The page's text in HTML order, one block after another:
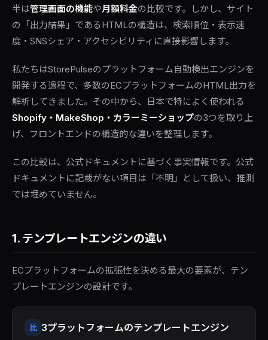
半は管理画面の機能や月額料金の比較です。しかし、サイト
の「出力結果」であるHTMLの構造は、検索順位・表示速
度・SNSシェア・アクセシビリティに直接影響します。
私たちはStorePulseのプラットフォーム自動検出エンジンを
開発する過程で、多数のECプラットフォームのHTML出力を
解析してきました。その中から、日本で特によく使われる
Shopify・MakeShop・カラーミーショップの3つを取り上
げ、フロントエンドの構造的な違いを整理します。
この比較は、公式ドキュメントに基づく事実情報です。公式
ドキュメントに記載がない項目は「不明」として扱い、推測
では埋めていません。
1. テンプレートエンジンの違い
ECプラットフォームの拡張性を決める最大の要素が、テン
プレートエンジンの設計です。
比 3プラットフォームのテンプレートエンジン